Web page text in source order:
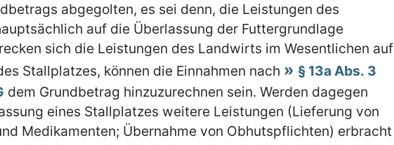
abgegolten, es sei denn, die Leistungen des
auf die Überlassung der Futtergrundlage
sich die Leistungen des Landwirts im Wesentlichen auf
Stallplatzes, können die Einnahmen nach
§ 13a Abs. 3
dem Grundbetrag hinzuzurechnen sein. Werden dagegen
eines Stallplatzes weitere Leistungen (Lieferung von
Medikamenten; Übernahme von Obhutspflichten) erbracht